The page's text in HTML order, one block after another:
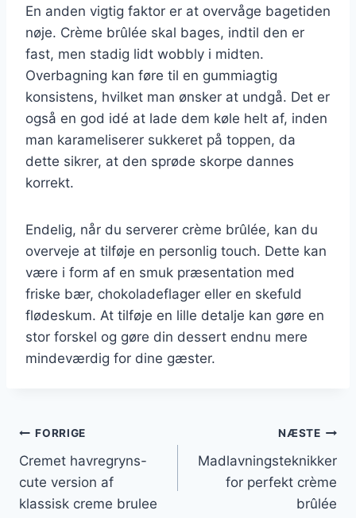
En anden vigtig faktor er at overvåge bagetiden
nøje. Crème brûlée skal bages, indtil den er
fast, men stadig lidt wobbly i midten.
Overbagning kan føre til en gummiagtig
konsistens, hvilket man ønsker at undgå. Det er
også en god idé at lade dem køle helt af, inden
man karameliserer sukkeret på toppen, da
dette sikrer, at den sprøde skorpe dannes
korrekt.
Endelig, når du serverer crème brûlée, kan du
overveje at tilføje en personlig touch. Dette kan
være i form af en smuk præsentation med
friske bær, chokoladeflager eller en skefuld
flødeskum. At tilføje en lille detalje kan gøre en
stor forskel og gøre din dessert endnu mere
mindeværdig for dine gæster.
Indlægsnavigation
FORRIGE
Cremet havregryns-
cute version af
klassisk creme brulee
NÆSTE
Madlavningsteknikker
for perfekt crème
brûlée